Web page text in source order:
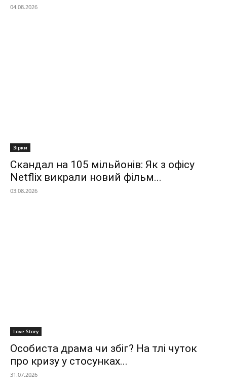
04.08.2026
Зірки
Скандал на 105 мільйонів: Як з офісу
Netflix викрали новий фільм...
03.08.2026
Love Story
Особиста драма чи збіг? На тлі чуток
про кризу у стосунках...
31.07.2026